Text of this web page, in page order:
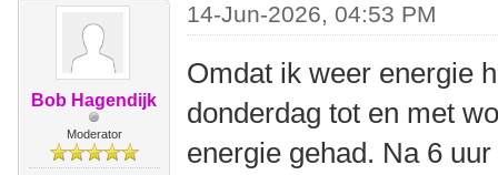
Bob Hagendijk
Moderator
14-Jun-2026, 04:53 PM
Omdat ik weer energie
donderdag tot en met
energie gehad. Na 6